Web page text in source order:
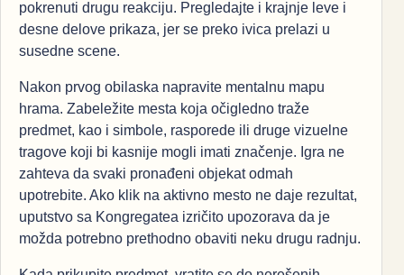
pokrenuti drugu reakciju. Pregledajte i krajnje leve i
desne delove prikaza, jer se preko ivica prelazi u
susedne scene.
Nakon prvog obilaska napravite mentalnu mapu
hrama. Zabeležite mesta koja očigledno traže
predmet, kao i simbole, rasporede ili druge vizuelne
tragove koji bi kasnije mogli imati značenje. Igra ne
zahteva da svaki pronađeni objekat odmah
upotrebite. Ako klik na aktivno mesto ne daje rezultat,
uputstvo sa Kongregatea izričito upozorava da je
možda potrebno prethodno obaviti neku drugu radnju.